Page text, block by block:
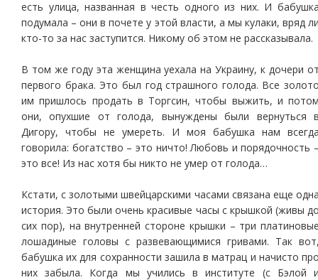
есть улица, названная в честь одного из них. И
подумала – они в почете у этой власти, а мы кулаки, вряд
кто-то за нас заступится. Никому об этом не рассказывала.
В том же году эта женщина уехала на Украину, к дочери
первого брака. Это был год страшного голода. Все
им пришлось продать в Торгсин, чтобы выжить, и
они, опухшие от голода, вынуждены были вернуться
Дигору, чтобы не умереть. И моя бабушка нам
говорила: богатство – это ничто! Любовь и порядочность
это все! Из нас хотя бы никто не умер от голода…
Кстати, с золотыми швейцарскими часами связана еще
история. Это были очень красивые часы с крышкой (живы
сих пор), на внутренней стороне крышки – три
лошадиные головы с развевающимися гривами. Так
бабушка их для сохранности зашила в матрац и начисто
них забыла. Когда мы учились в институте (с Бэлой